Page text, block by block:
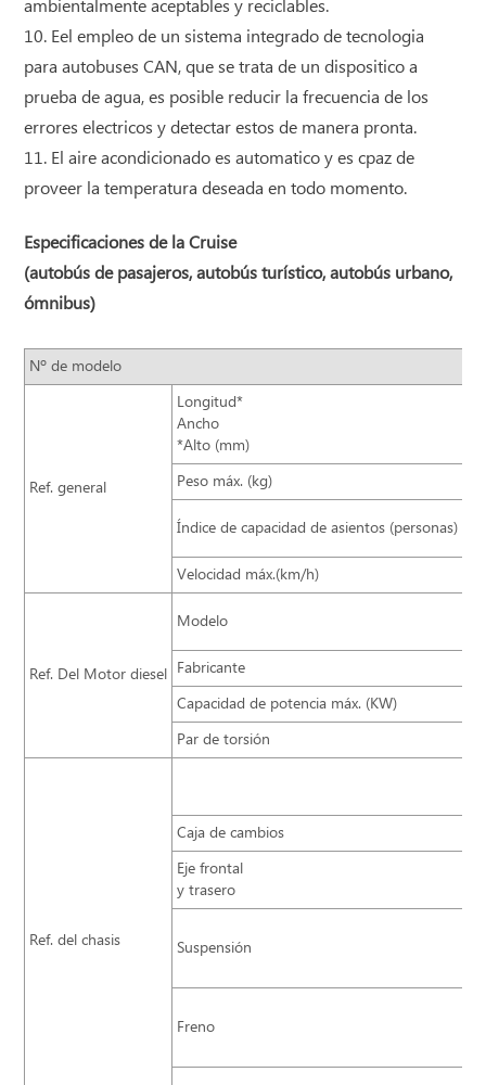
ambientalmente aceptables y reciclables.
10. Eel empleo de un sistema integrado de tecnologia
para autobuses CAN, que se trata de un dispositico a
prueba de agua, es posible reducir la frecuencia de los
errores electricos y detectar estos de manera pronta.
11. El aire acondicionado es automatico y es cpaz de
proveer la temperatura deseada en todo momento.
Especificaciones de la Cruise
(autobús de pasajeros, autobús turístico, autobús urbano,
ómnibus)
Nº de modelo
Ref. general
Longitud*
Ancho
*Alto (mm)
Peso máx. (kg)
Índice de capacidad de asientos (personas)
Velocidad máx.(km/h)
Ref. Del Motor diesel
Modelo
Fabricante
Capacidad de potencia máx. (KW)
Par de torsión
Ref. del chasis
Caja de cambios
Eje frontal
y trasero
Suspensión
Freno